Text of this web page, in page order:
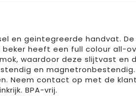
en geintegreerde handvat.
heeft een full colour all-
waardoor deze slijtvast en
en magnetronbestendig.
Neem contact op met de
BPA-vrij.